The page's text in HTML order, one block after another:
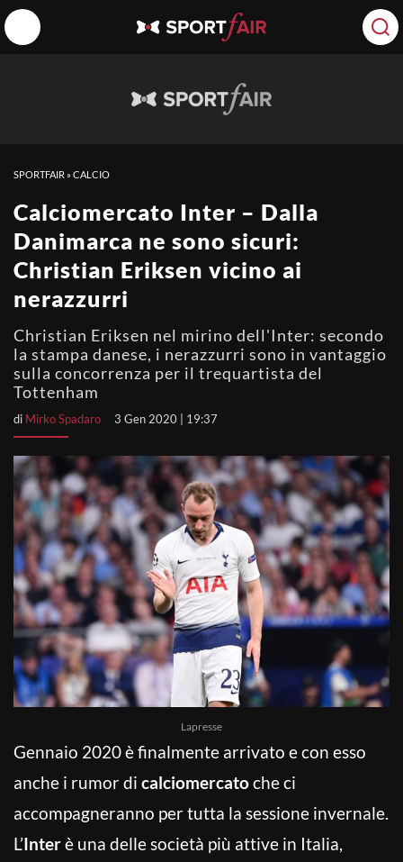
SPORTFAIR »CALCIO
Calciomercato Inter – Dalla
Danimarca ne sono sicuri:
Christian Eriksen vicino ai
nerazzurri
Christian Eriksen nel mirino dell'Inter: secondo
la stampa danese, i nerazzurri sono in vantaggio
sulla concorrenza per il trequartista del
Tottenham
di Mirko Spadaro 3 Gen 2020 | 19:37
Lapresse
Gennaio 2020 è finalmente arrivato e con esso
anche i rumor di calciomercatoche ci
accompagneranno per tutta la sessione invernale.
L’Interè una delle società più attive in Italia,